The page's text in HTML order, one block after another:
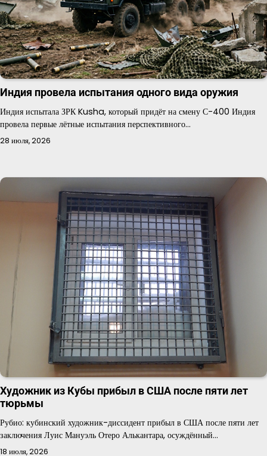
Индия провела испытания одного вида оружия
Индия испытала ЗРК Kusha, который придёт на смену С-400 Индия
провела первые лётные испытания перспективного…
28 июля, 2026
Художник из Кубы прибыл в США после пяти лет
тюрьмы
Рубио: кубинский художник-диссидент прибыл в США после пяти лет
заключения Луис Мануэль Отеро Алькантара, осуждённый…
18 июля, 2026